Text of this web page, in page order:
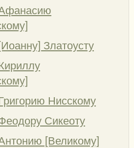
Златоусту
Нисскому
Сикеоту
[Великому]